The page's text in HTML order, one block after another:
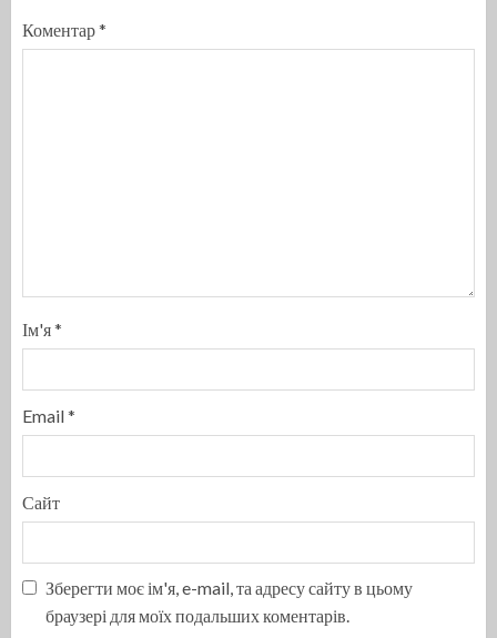
Коментар*
Ім'я*
Email*
Сайт
Зберегти моє ім'я, e-mail, та адресу сайту в цьому
браузері для моїх подальших коментарів.